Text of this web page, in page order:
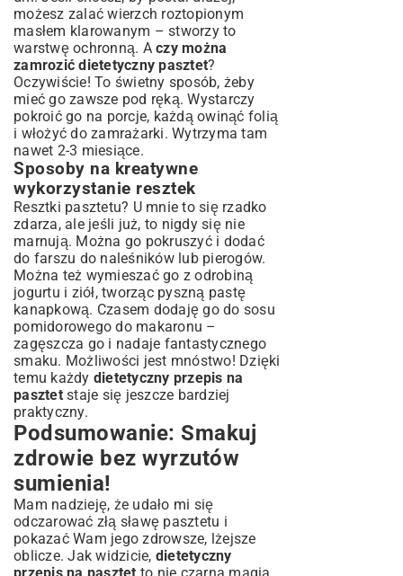
możesz zalać wierzch roztopionym
masłem klarowanym – stworzy to
warstwę ochronną. A czy można
zamrozić dietetyczny pasztet?
Oczywiście! To świetny sposób, żeby
mieć go zawsze pod ręką. Wystarczy
pokroić go na porcje, każdą owinąć folią
i włożyć do zamrażarki. Wytrzyma tam
nawet 2-3 miesiące.
Sposoby na kreatywne
wykorzystanie resztek
Resztki pasztetu? U mnie to się rzadko
zdarza, ale jeśli już, to nigdy się nie
marnują. Można go pokruszyć i dodać
do farszu do naleśników lub pierogów.
Można też wymieszać go z odrobiną
jogurtu i ziół, tworząc pyszną pastę
kanapkową. Czasem dodaję go do sosu
pomidorowego do makaronu –
zagęszcza go i nadaje fantastycznego
smaku. Możliwości jest mnóstwo! Dzięki
temu każdy dietetyczny przepis na
pasztetstaje się jeszcze bardziej
praktyczny.
Podsumowanie: Smakuj
zdrowie bez wyrzutów
sumienia!
Mam nadzieję, że udało mi się
odczarować złą sławę pasztetu i
pokazać Wam jego zdrowsze, lżejsze
oblicze. Jak widzicie, dietetyczny